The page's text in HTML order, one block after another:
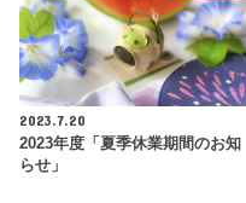
2023.7.20
2023年度「夏季休業期間のお知
らせ」